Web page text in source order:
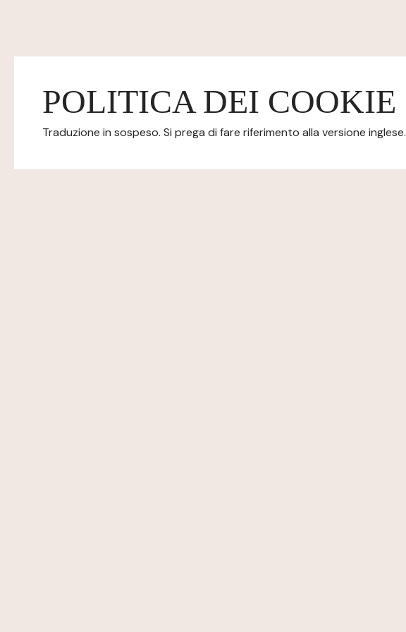
POLITICA DEI COOKIE
Traduzione in sospeso. Si prega di fare riferimento alla versione inglese.